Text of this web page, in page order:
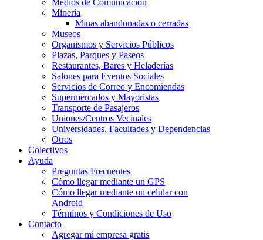
Minería
Minas abandonadas o cerradas
Museos
Organismos y Servicios Públicos
Plazas, Parques y Paseos
Restaurantes, Bares y Heladerías
Salones para Eventos Sociales
Servicios de Correo y Encomiendas
Supermercados y Mayoristas
Transporte de Pasajeros
Uniones/Centros Vecinales
Universidades, Facultades y Dependencias
Otros
Colectivos
Ayuda
Preguntas Frecuentes
Cómo llegar mediante un GPS
Cómo llegar mediante un celular con
Android
Términos y Condiciones de Uso
Contacto
Agregar mi empresa gratis